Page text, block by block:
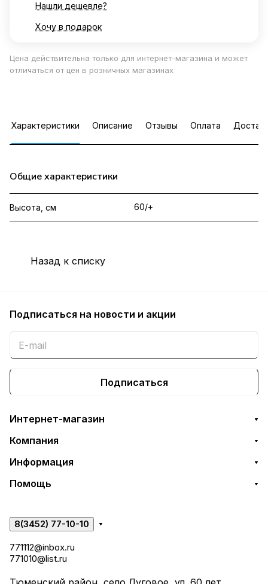
Нашли дешевле?
Хочу в подарок
Цена действительна только для интернет-магазина и может
отличаться от цен в розничных магазинах
Характеристики Описание Отзывы Оплата
Общие характеристики
Высота, см 60/+
Назад к списку
Подписаться на новости и акции
Подписаться
Интернет-магазин
Компания
Информация
Помощь
8(3452) 77-10-10
771112@inbox.ru
771010@list.ru